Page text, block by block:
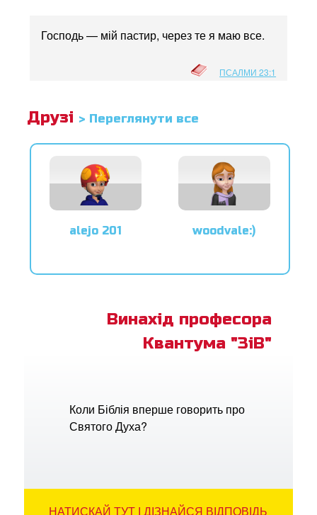
Господь — мій пастир, через те я маю все.
ПСАЛМИ 23:1
Друзі > Переглянути все
alejo 201 woodvale:)
Винахід професора
Квантума "ЗіВ"
Коли Біблія вперше говорить про
Святого Духа?
НАТИСКАЙ ТУТ І ДІЗНАЙСЯ ВІДПОВІДЬ